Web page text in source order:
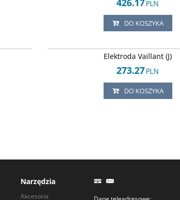
426.17PLN
DO KOSZYKA
Elektroda Vaillant (J)
273.27PLN
DO KOSZYKA
Narzędzia
Akcesoria